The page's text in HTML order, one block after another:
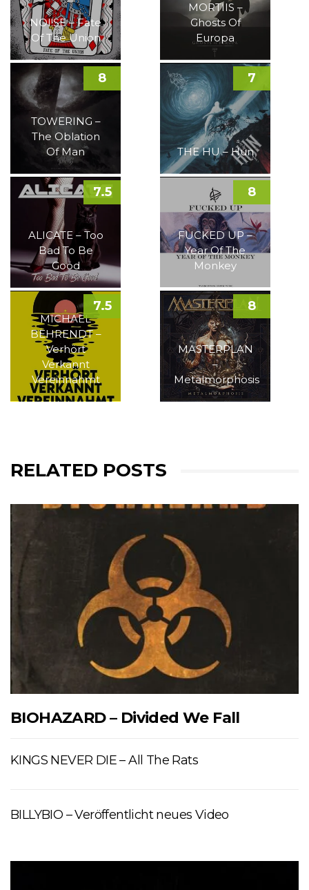
NOI!SE – Fate
Of The Union
MORTIIS –
Ghosts Of
Europa
TOWERING –
The Oblation
Of Man
8
THE HU – Hun
7
ALICATE – Too
Bad To Be
Good
7.5
FUCKED UP –
Year Of The
Monkey
8
MICHAEL
BEHRENDT –
Verhört
Verkannt
Vereinnahmt
7.5
MASTERPLAN
–
Metalmorphosis
8
RELATED POSTS
BIOHAZARD – Divided We Fall
KINGS NEVER DIE – All The Rats
BILLYBIO – Veröffentlicht neues Video